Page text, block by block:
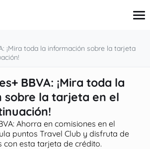
¡Mira toda la información sobre la tarjeta
BBVA: ¡Mira toda la
sobre la tarjeta en el
Ahorra en comisiones en el
puntos Travel Club y disfruta de
con esta tarjeta de crédito.